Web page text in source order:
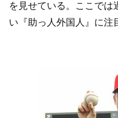
を見せている。ここでは
い『助っ人外国人』に注